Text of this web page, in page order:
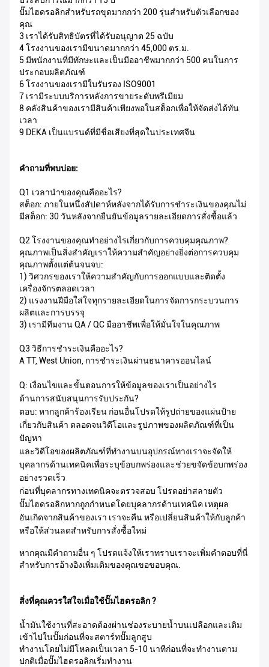
ปั๊มไฮดรอลิกสำหรับรถขุดมากกว่า 200 รุ่นสำหรับตัวเลือกของ
คุณ
3 เราได้รับสิทธิบัตรที่ได้รับอนุญาต 25 ฉบับ
4 โรงงานของเรามีขนาดมากกว่า 45,000 ตร.ม.
5 มีพนักงานที่มีทักษะและเป็นมืออาชีพมากกว่า 500 คนในการ
ประกอบผลิตภัณฑ์
6 โรงงานของเรามีใบรับรอง ISO9001
7 เรามีระบบบริการหลังการขายระดับพรีเมียม
8 คลังสินค้าของเรามีสินค้าเพียงพอในสต็อกเพื่อให้จัดส่งได้ทัน
เวลา
9 DEKA เป็นแบรนด์ที่มีชื่อเสียงที่สุดในประเทศจีน
คำถามที่พบบ่อย:
Q1 เวลานำของคุณคืออะไร?
สต็อก: ภายในหนึ่งสัปดาห์หลังจากได้รับการชำระเงินของคุณไม่
มีสต็อก: 30 วันหลังจากยืนยันข้อมูลรายละเอียดการสั่งซื้อแล้ว
Q2 โรงงานของคุณทำอย่างไรเกี่ยวกับการควบคุมคุณภาพ?
คุณภาพเป็นสิ่งสำคัญเราให้ความสำคัญอย่างยิ่งต่อการควบคุม
คุณภาพตั้งแต่ต้นจนจบ:
1) วิศวกรของเราให้ความสำคัญกับการออกแบบและติดตั้ง
เครื่องจักรตลอดเวลา
2) แรงงานฝีมือใส่ใจทุกรายละเอียดในการจัดการกระบวนการ
ผลิตและการบรรจุ
3) เรามีทีมงาน QA / QC มืออาชีพเพื่อให้มั่นใจในคุณภาพ
Q3 วิธีการชำระเงินคืออะไร?
A TT, West Union, การชำระเงินผ่านธนาคารออนไลน์
Q: เงื่อนไขและขั้นตอนการให้ข้อมูลของเราเป็นอย่างไร
ด้านการสนับสนุนการรับประกัน?
ตอบ: หากลูกค้าร้องเรียน ก่อนอื่นโปรดให้รูปถ่ายของแผ่นป้าย
เกี่ยวกับสินค้า ตลอดจนวิดีโอและรูปภาพของผลิตภัณฑ์ที่เป็น
ปัญหา
และวิดีโอของผลิตภัณฑ์ที่ทำงานบนอุปกรณ์ทางเราจะจัดให้
บุคลากรด้านเทคนิคเพื่อระบุข้อบกพร่องและช่วยขจัดข้อบกพร่อง
อย่างรวดเร็ว
ก่อนที่บุคลากรทางเทคนิคจะตรวจสอบ โปรดอย่าสลายตัว
ปั๊มไฮดรอลิกหากถูกกำหนดโดยบุคลากรด้านเทคนิค เหตุผล
อันเกิดจากสินค้าของเรา เราจะคืน หรือเปลี่ยนสินค้าให้กับลูกค้า
หรือให้ส่วนลดสำหรับการสั่งซื้อใหม่
หากคุณมีคำถามอื่น ๆ โปรดแจ้งให้เราทราบเราจะเพิ่มคำตอบที่นี่
สำหรับการอ้างอิงเพิ่มเติมของคุณขอขอบคุณ.
สิ่งที่คุณควรใส่ใจเมื่อใช้ปั๊มไฮดรอลิก ?
น้ำมันใช้งานที่สะอาดต้องผ่านช่องระบายน้ำบนเปลือกและเติม
เข้าไปในปั๊มก่อนที่จะสตาร์ทปั๊มลูกสูบ
ทำงานโดยไม่มีโหลดเป็นเวลา 5-10 นาทีก่อนที่จะทำงานตาม
ปกติเมื่อปั๊มไฮดรอลิกเริ่มทำงาน